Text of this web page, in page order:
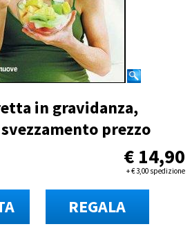
in gravidanza,
prezzo
€ 14,90
+€3,00 spedizione
REGALA